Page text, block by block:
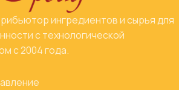
ингредиентов и сырья для
с технологической
с 2004 года.